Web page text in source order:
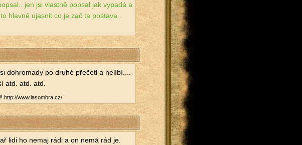
jen jsi vlast­ně po­psal jak vy­pa­dá a
hlav­ně ujas­nit co je zač ta po­sta­va..
do­hro­ma­dy po druhé pře­če­tl a ne­lí­bí....
atd. atd. atd.
http://​www.​lasombra.​cz/​
lidi ho nemaj rádi a on nemá rád je.